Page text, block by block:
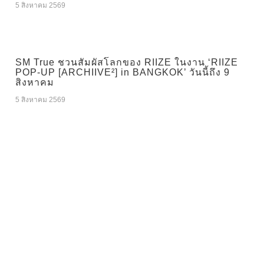
5 สิงหาคม 2569
SM True ชวนสัมผัสโลกของ RIIZE ในงาน ‘RIIZE
POP-UP [ARCHIIVE²] in BANGKOK’ วันนี้ถึง 9
สิงหาคม
5 สิงหาคม 2569